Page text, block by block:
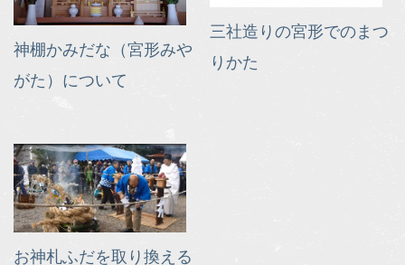
神棚かみだな（宮形みや
がた）について
三社造りの宮形でのまつ
りかた
お神札ふだを取り換える